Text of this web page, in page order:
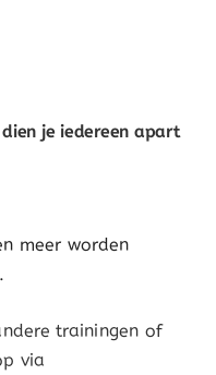
je iedereen apart
meer worden
trainingen of
via